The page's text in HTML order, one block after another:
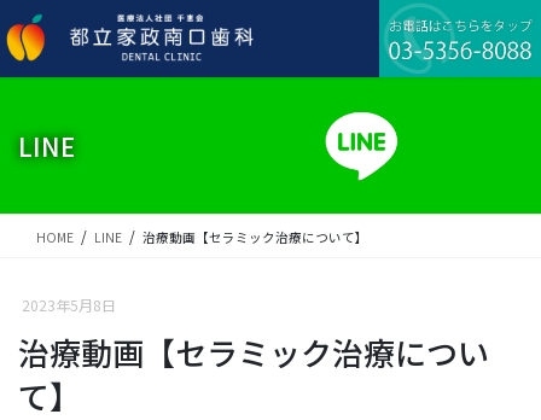
ン
テ
ビ
ゲ
移
LINE
HOME LINE 治療動画【セラミック治療について】
2023年5月8日
治療動画【セラミック治療につい
て】